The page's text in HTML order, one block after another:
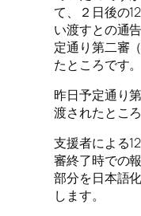
て、２日後の
い渡すとの通
定通り第二審
たところです。
昨日予定通り
渡されたところ
支援者による
審終了時での
部分を日本語
します。